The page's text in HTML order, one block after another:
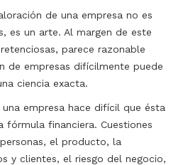
de una empresa no es
es un arte. Al margen de este
parece razonable
de empresas difícilmente puede
ciencia exacta.
empresa hace difícil que ésta
fórmula financiera. Cuestiones
el producto, la
y clientes, el riesgo del negocio,